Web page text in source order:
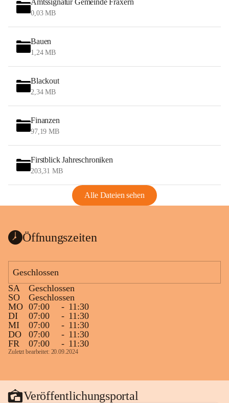
Amtssignatur Gemeinde Fraxern
0,03 MB
Bauen
1,24 MB
Blackout
2,34 MB
Finanzen
97,19 MB
Firstblick Jahreschroniken
203,31 MB
Alle Dateien sehen
Öffnungszeiten
Geschlossen
SA
Geschlossen
SO
Geschlossen
MO 07:00 - 11:30
DI
07:00 - 11:30
MI
07:00 - 11:30
DO
07:00 - 11:30
FR
07:00 - 11:30
Zuletzt bearbeitet: 20.09.2024
Veröffentlichungsportal